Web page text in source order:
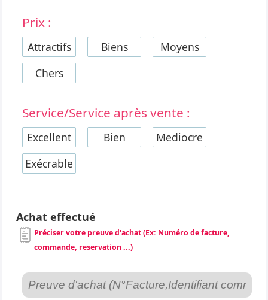
Prix :
Attractifs Biens
Moyens
Chers
Service/Service après vente :
Excellent Bien
Mediocre
Exécrable
Achat effectué
Préciser votre preuve d'achat (Ex: Numéro de facture,
commande, reservation ...)